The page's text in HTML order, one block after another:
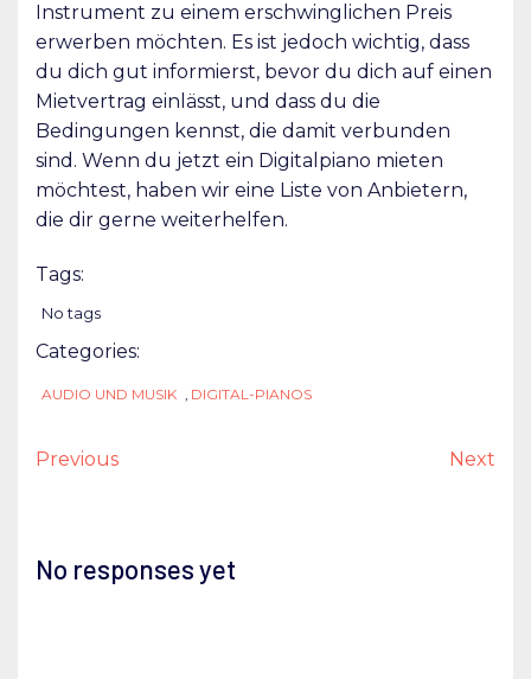
Instrument zu einem erschwinglichen Preis
erwerben möchten. Es ist jedoch wichtig, dass
du dich gut informierst, bevor du dich auf einen
Mietvertrag einlässt, und dass du die
Bedingungen kennst, die damit verbunden
sind. Wenn du jetzt ein Digitalpiano mieten
möchtest, haben wir eine Liste von Anbietern,
die dir gerne weiterhelfen.
Tags:
No tags
Categories:
AUDIO UND MUSIK , DIGITAL-PIANOS
Previous Next
No responses yet